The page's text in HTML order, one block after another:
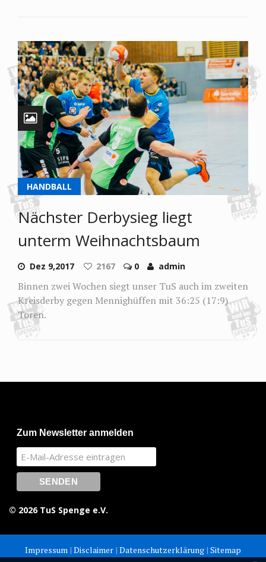
HANDBALL
Nächster Derbysieg liegt
unterm Weihnachtsbaum
Dez 9,2017 2167 0 admin
Binnen zwei Wochen siegt unser TuS auch im zweiten
Kreisderby gegen Mennighüffen mit 36:25 (17:9)
Toren.
Zum Newsletter anmelden
© 2026 TuS Spenge e.V.
Impressum | Disclaimer | Datenschutzerklärung | Sitemap